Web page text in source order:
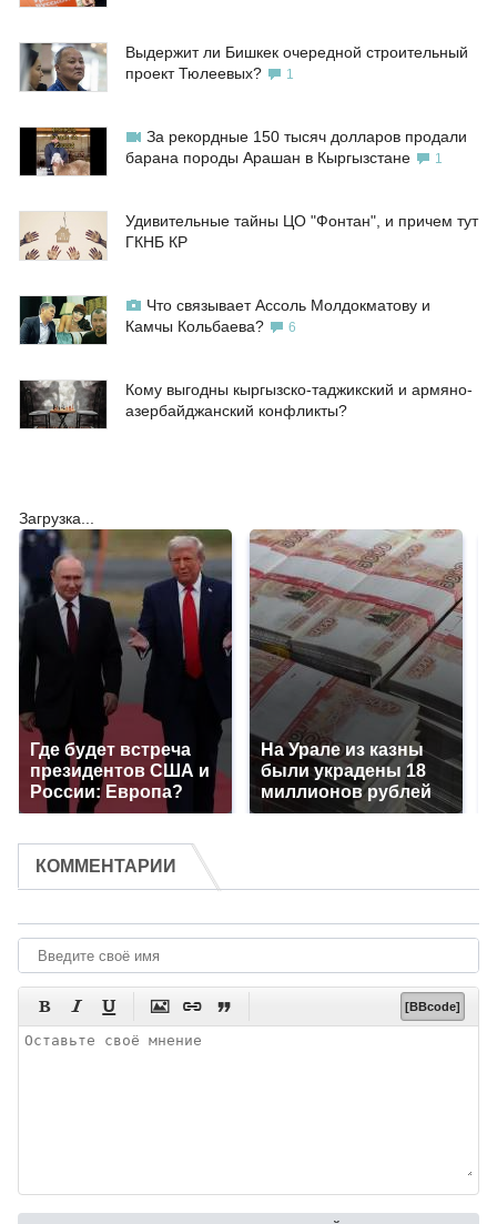
Выдержит ли Бишкек очередной строительный
проект Тюлеевых?
1
За рекордные 150 тысяч долларов продали
барана породы Арашан в Кыргызстане
1
Удивительные тайны ЦО "Фонтан", и причем тут
ГКНБ КР
Что связывает Ассоль Молдокматову и
Камчы Кольбаева?
6
Кому выгодны кыргызско-таджикский и армяно-
азербайджанский конфликты?
Загрузка...
Где будет встреча
президентов США и
России: Европа?
На Урале из казны
были украдены 18
миллионов рублей
КОММЕНТАРИИ
      [BBcode]